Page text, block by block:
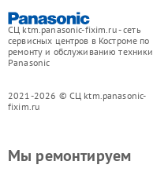
СЦ ktm.panasonic-fixim.ru - сеть
сервисных центров в Костроме по
ремонту и обслуживанию техники
Panasonic
2021-2026 © СЦ ktm.panasonic-
fixim.ru
Мы ремонтируем